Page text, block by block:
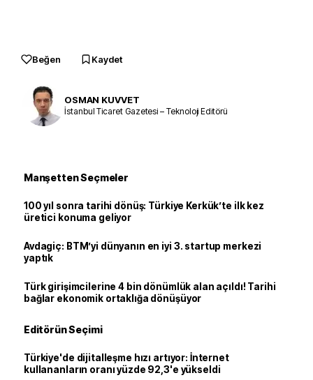
Beğen Kaydet
OSMAN KUVVET
İstanbul Ticaret Gazetesi – Teknoloji Editörü
Manşetten Seçmeler
100 yıl sonra tarihi dönüş: Türkiye Kerkük’te ilk kez
üretici konuma geliyor
Avdagiç: BTM’yi dünyanın en iyi 3. startup merkezi
yaptık
Türk girişimcilerine 4 bin dönümlük alan açıldı! Tarihi
bağlar ekonomik ortaklığa dönüşüyor
Editörün Seçimi
Türkiye'de dijitalleşme hızı artıyor: İnternet
kullananların oranı yüzde 92,3'e yükseldi